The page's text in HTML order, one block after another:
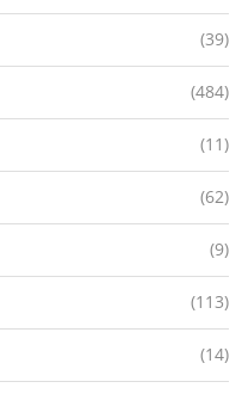
(39)
(484)
(11)
(62)
(9)
(113)
(14)